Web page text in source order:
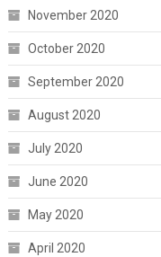
November 2020
October 2020
September 2020
August 2020
July 2020
June 2020
May 2020
April 2020